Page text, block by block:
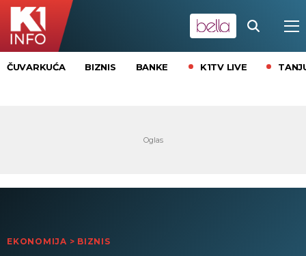
ČUVARKUĆA BIZNIS BANKE K1TV LIVE
EKONOMIJA > BIZNIS